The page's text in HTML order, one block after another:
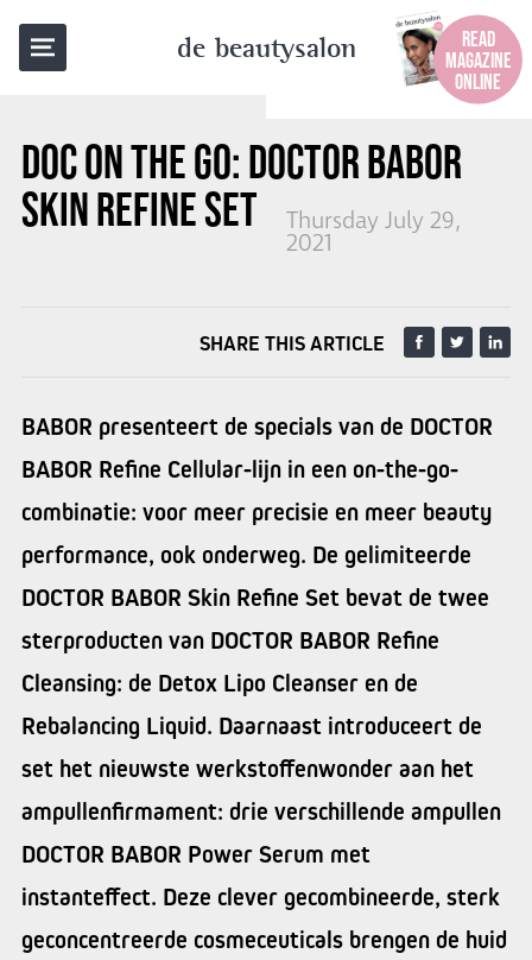
de beautysalon
READ
MAGAZINE
ONLINE
DOC ON THE GO: DOCTOR BABOR
SKIN REFINE SET 2021Thursday July 29,
2021
BACK TO OVERVIEW
SHARE THIS ARTICLE
BABOR presenteert de specials van de DOCTOR
BABOR Refine Cellular-lijn in een on-the-go-
combinatie: voor meer precisie en meer beauty
performance, ook onderweg. De gelimiteerde
DOCTOR BABOR Skin Refine Set bevat de twee
sterproducten van DOCTOR BABOR Refine
Cleansing: de Detox Lipo Cleanser en de
Rebalancing Liquid. Daarnaast introduceert de
set het nieuwste werkstoffenwonder aan het
ampullenfirmament: drie verschillende ampullen
DOCTOR BABOR Power Serum met
instanteffect. Deze clever gecombineerde, sterk
geconcentreerde cosmeceuticals brengen de huid